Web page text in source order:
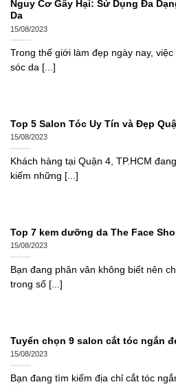
Nguy Cơ Gây Hại: Sử Dụng Đa
Da
15/08/2023
Trong thế giới làm đẹp ngày nay,
sóc da [...]
Top 5 Salon Tóc Uy Tín và Đẹp
15/08/2023
Khách hàng tại Quận 4, TP.HCM
kiếm những [...]
Top 7 kem dưỡng da The Face
15/08/2023
Bạn đang phân vân không biết nên
trong số [...]
Tuyển chọn 9 salon cắt tóc ngắn
15/08/2023
Bạn đang tìm kiếm địa chỉ cắt tóc